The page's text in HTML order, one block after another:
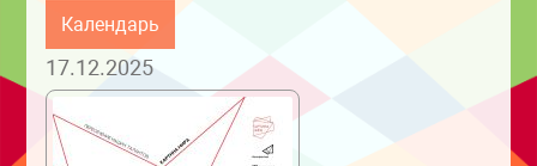
Календарь
17.12.2025